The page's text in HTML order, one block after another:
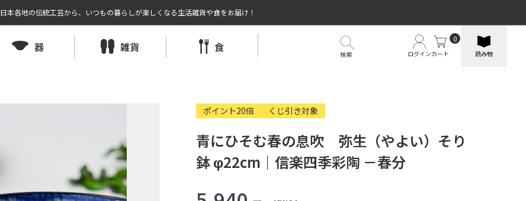
日本各地の伝統工芸から、いつもの暮らしが楽しくなる生活雑貨や食をお届け！
器 雑貨 食 ログインカート
0
読み物
検索
ポイント20倍 くじ引き対象
青にひそむ春の息吹 弥生（やよい）そり
鉢 φ22cm｜信楽四季彩陶 －春分